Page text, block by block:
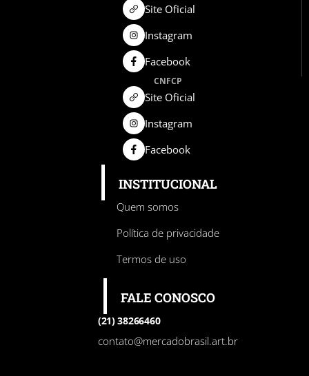
Site Oficial
Instagram
Facebook
CNFCP
Site Oficial
Instagram
Facebook
INSTITUCIONAL
Quem somos
Política de privacidade
Termos de uso
FALE CONOSCO
(21) 38266460
contato@mercadobrasil.art.br